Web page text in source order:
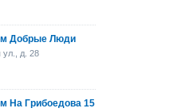
Добрые Люди
ул., д. 28
На Грибоедова 15